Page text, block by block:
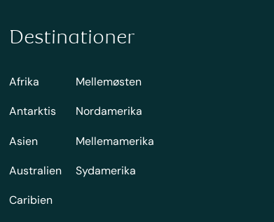
Destinationer
Afrika
Antarktis
Asien
Australien
Caribien
Mellemøsten
Nordamerika
Mellemamerika
Sydamerika